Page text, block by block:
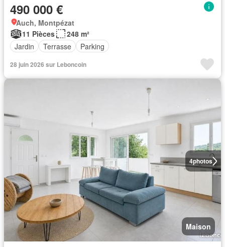
490 000 €
Auch, Montpézat
11 Pièces
248 m²
Jardin
Terrasse Parking
28 juin 2026 sur Leboncoin
4photos
Maison